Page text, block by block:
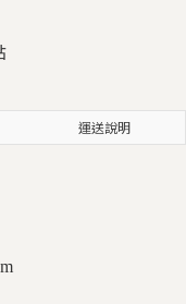
運送說明